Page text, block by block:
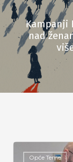
Kampanji
nad
Opće Teme